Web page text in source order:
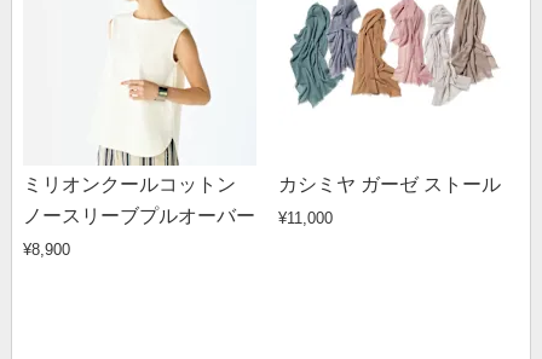
ミリオンクールコットン
ノースリーブプルオーバー
¥8,900
カシミヤ ガーゼ ストール
¥11,000